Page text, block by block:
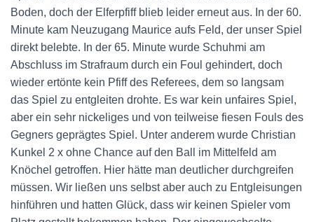
Boden, doch der Elferpfiff blieb leider erneut aus. In der 60.
Minute kam Neuzugang Maurice aufs Feld, der unser Spiel
direkt belebte. In der 65. Minute wurde Schuhmi am
Abschluss im Strafraum durch ein Foul gehindert, doch
wieder ertönte kein Pfiff des Referees, dem so langsam
das Spiel zu entgleiten drohte. Es war kein unfaires Spiel,
aber ein sehr nickeliges und von teilweise fiesen Fouls des
Gegners geprägtes Spiel. Unter anderem wurde Christian
Kunkel 2 x ohne Chance auf den Ball im Mittelfeld am
Knöchel getroffen. Hier hätte man deutlicher durchgreifen
müssen. Wir ließen uns selbst aber auch zu Entgleisungen
hinführen und hatten Glück, dass wir keinen Spieler vom